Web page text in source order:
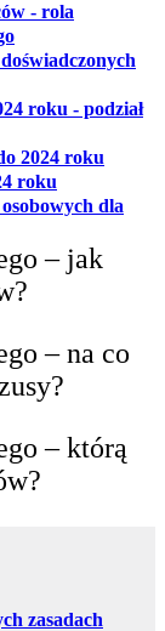
- rola
otwiera się w
roku - podział
2024 roku
roku
dla
– jak
– na co
– którą
zasadach